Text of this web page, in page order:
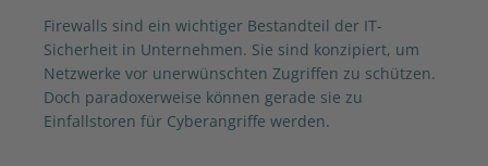
Firewalls sind ein wichtiger Bestandteil der IT-
Sicherheit in Unternehmen. Sie sind konzipiert, um
Netzwerke vor unerwünschten Zugriffen zu schützen.
Doch paradoxerweise können gerade sie zu
Einfallstoren für Cyberangriffe werden.